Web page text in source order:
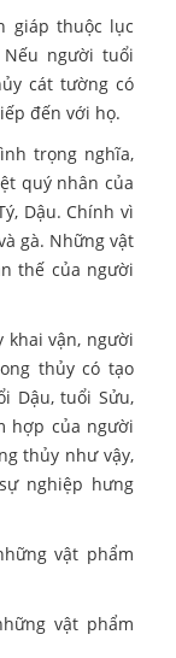
giáp thuộc lục
người tuổi
cát tường có
đến với họ.
trọng nghĩa,
quý nhân của
Dậu. Chính vì
gà. Những vật
thế của người
khai vận, người
thủy có tạo
Dậu, tuổi Sửu,
hợp của người
thủy như vậy,
nghiệp hưng
vật phẩm
vật phẩm